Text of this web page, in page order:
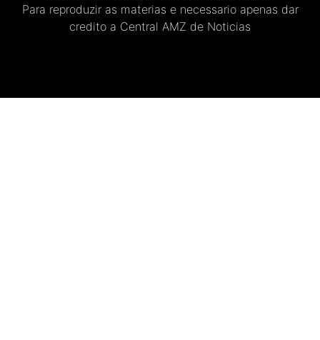
Para reproduzir as materias e necessario apenas dar
credito a Central AMZ de Noticias